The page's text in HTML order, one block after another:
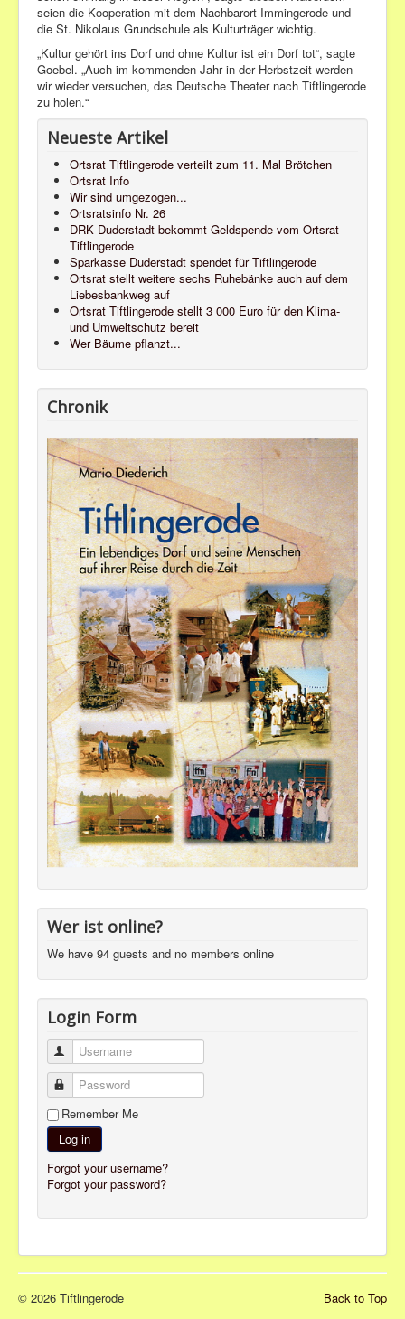
seien die Kooperation mit dem Nachbarort Immingerode und
die St. Nikolaus Grundschule als Kulturträger wichtig.
„Kultur gehört ins Dorf und ohne Kultur ist ein Dorf tot“, sagte
Goebel. „Auch im kommenden Jahr in der Herbstzeit werden
wir wieder versuchen, das Deutsche Theater nach Tiftlingerode
zu holen.“
Neueste Artikel
Ortsrat Tiftlingerode verteilt zum 11. Mal Brötchen
Ortsrat Info
Wir sind umgezogen...
Ortsratsinfo Nr. 26
DRK Duderstadt bekommt Geldspende vom Ortsrat
Tiftlingerode
Sparkasse Duderstadt spendet für Tiftlingerode
Ortsrat stellt weitere sechs Ruhebänke auch auf dem
Liebesbankweg auf
Ortsrat Tiftlingerode stellt 3 000 Euro für den Klima-
und Umweltschutz bereit
Wer Bäume pflanzt...
Chronik
Wer ist online?
We have 94 guests and no members online
Login Form
Username
Password
Remember Me
Log in
Forgot your username?
Forgot your password?
Back to Top
© 2026 Tiftlingerode